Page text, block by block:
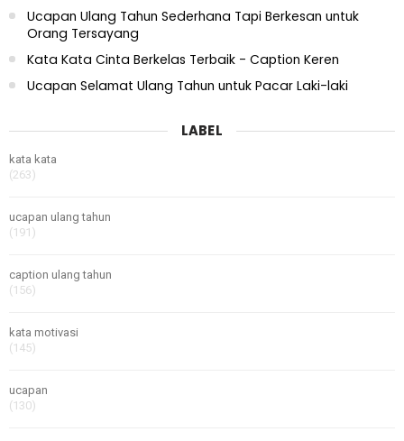
Ucapan Ulang Tahun Sederhana Tapi Berkesan untuk
Orang Tersayang
Kata Kata Cinta Berkelas Terbaik - Caption Keren
Ucapan Selamat Ulang Tahun untuk Pacar Laki-laki
LABEL
kata kata
(263)
ucapan ulang tahun
(191)
caption ulang tahun
(156)
kata motivasi
(145)
ucapan
(130)